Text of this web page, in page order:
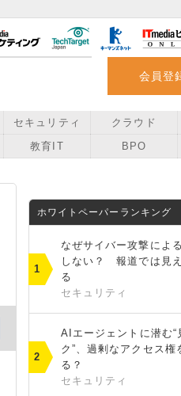
会員登
セキュリティ クラウド
教育IT BPO
ホワイトペーパーランキング
なぜサイバー攻撃によ
しない？ 報道では見
る
セキュリティ
AIエージェントに潜む“
ク”、過剰なアクセス権
る？
セキュリティ